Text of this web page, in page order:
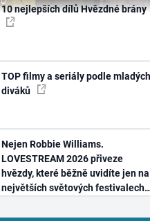
10 nejlepších dílů Hvězdné brány
TOP filmy a seriály podle mladých
diváků
Nejen Robbie Williams.
LOVESTREAM 2026 přiveze
hvězdy, které běžně uvidíte jen na
největších světových festivalech